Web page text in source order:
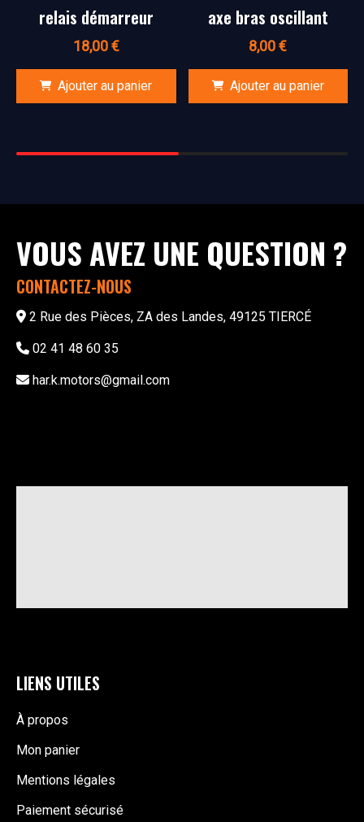
relais démarreur
18,00€
Ajouter au panier
axe bras oscillant
8,00€
Ajouter au panier
VOUS AVEZ UNE QUESTION ?
CONTACTEZ-NOUS
2 Rue des Pièces, ZA des Landes, 49125 TIERCÉ
02 41 48 60 35
har.k.motors@gmail.com
LIENS UTILES
À propos
Mon panier
Mentions légales
Paiement sécurisé